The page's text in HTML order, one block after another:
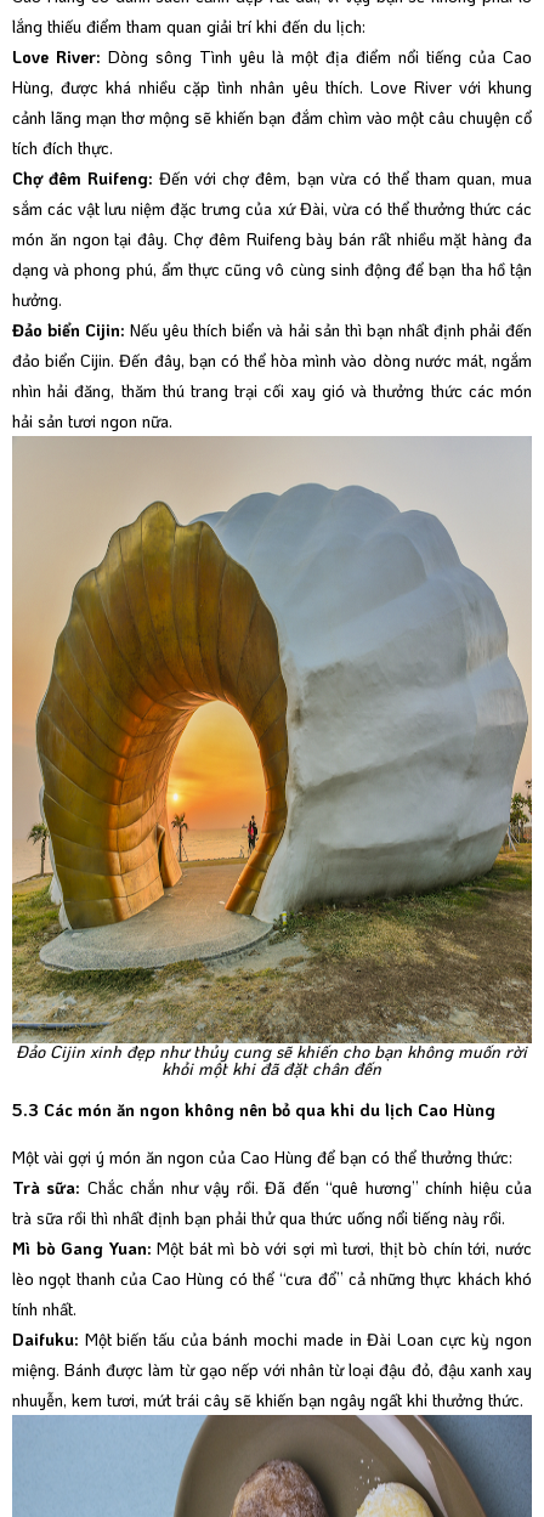
lắng thiếu điểm tham quan giải trí khi đến du lịch:
Love River: Dòng sông Tình yêu là một địa điểm nổi tiếng của Cao
Hùng, được khá nhiều cặp tình nhân yêu thích. Love River với khung
cảnh lãng mạn thơ mộng sẽ khiến bạn đắm chìm vào một câu chuyện cổ
tích đích thực.
Chợ đêm Ruifeng: Đến với chợ đêm, bạn vừa có thể tham quan, mua
sắm các vật lưu niệm đặc trưng của xứ Đài, vừa có thể thưởng thức các
món ăn ngon tại đây. Chợ đêm Ruifeng bày bán rất nhiều mặt hàng đa
dạng và phong phú, ẩm thực cũng vô cùng sinh động để bạn tha hồ tận
hưởng.
Đảo biển Cijin: Nếu yêu thích biển và hải sản thì bạn nhất định phải đến
đảo biển Cijin. Đến đây, bạn có thể hòa mình vào dòng nước mát, ngắm
nhìn hải đăng, thăm thú trang trại cối xay gió và thưởng thức các món
hải sản tươi ngon nữa.
Đảo Cijin xinh đẹp như thủy cung sẽ khiến cho bạn không muốn rời
khỏi một khi đã đặt chân đến
5.3 Các món ăn ngon không nên bỏ qua khi du lịch Cao Hùng
Một vài gợi ý món ăn ngon của Cao Hùng để bạn có thể thưởng thức:
Trà sữa: Chắc chắn như vậy rồi. Đã đến “quê hương” chính hiệu của
trà sữa rồi thì nhất định bạn phải thử qua thức uống nổi tiếng này rồi.
Mì bò Gang Yuan: Một bát mì bò với sợi mì tươi, thịt bò chín tới, nước
lèo ngọt thanh của Cao Hùng có thể “cưa đổ” cả những thực khách khó
tính nhất.
Daifuku: Một biến tấu của bánh mochi made in Đài Loan cực kỳ ngon
miệng. Bánh được làm từ gạo nếp với nhân từ loại đậu đỏ, đậu xanh xay
nhuyễn, kem tươi, mứt trái cây sẽ khiến bạn ngây ngất khi thưởng thức.